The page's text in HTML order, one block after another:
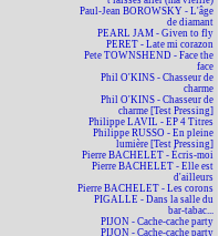
Paul-Jean BOROWSKY - L'âge
de diamant
PEARL JAM - Given to fly
PERET - Late mi corazon
Pete TOWNSHEND - Face the
face
Phil O'KINS - Chasseur de
charme
Phil O'KINS - Chasseur de
charme [Test Pressing]
Philippe LAVIL - EP 4 Titres
Philippe RUSSO - En pleine
lumière [Test Pressing]
Pierre BACHELET - Écris-moi
Pierre BACHELET - Elle est
d'ailleurs
Pierre BACHELET - Les corons
PIGALLE - Dans la salle du
bar-tabac...
PIJON - Cache-cache party
PIJON - Cache-cache party